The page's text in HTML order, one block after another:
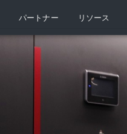
パートナー リソース